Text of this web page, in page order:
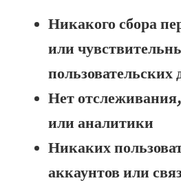
Никакого сбора
или
пользовательских
Нет
или аналитики
Никаких
аккаунтов или